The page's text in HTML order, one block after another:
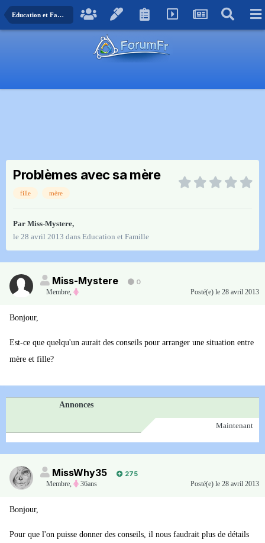
Education et Famille
Problèmes avec sa mère
fille mère
Par Miss-Mystere,
le 28 avril 2013 dans Education et Famille
Miss-Mystere
0
Membre, Posté(e) le 28 avril 2013
Bonjour,
Est-ce que quelqu'un aurait des conseils pour arranger une situation entre
mère et fille?
Annonces
Maintenant
MissWhy35
275
Membre, 36ans Posté(e) le 28 avril 2013
Bonjour,
Pour que l'on puisse donner des conseils, il nous faudrait plus de détails